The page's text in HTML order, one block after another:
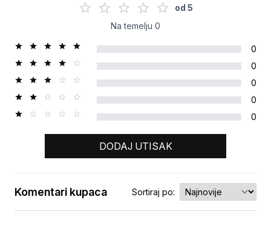
od 5
Na temelju 0
0
0
0
0
0
DODAJ UTISAK
Ocjena
Komentari kupaca Sortiraj po: